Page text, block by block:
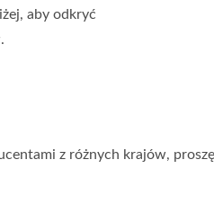
aby odkryć
z różnych krajów,